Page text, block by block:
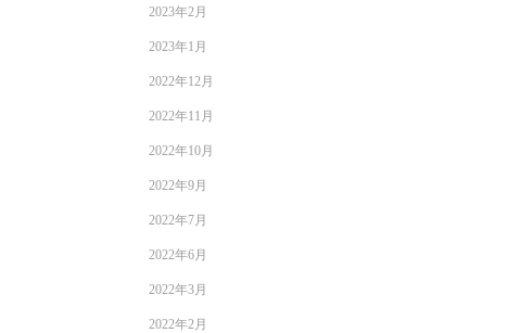
2023年2月
2023年1月
2022年12月
2022年11月
2022年10月
2022年9月
2022年7月
2022年6月
2022年3月
2022年2月